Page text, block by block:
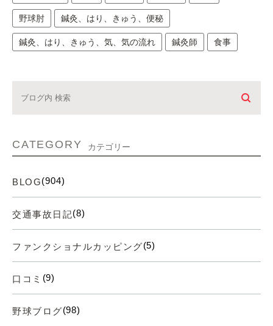
野球肘 鍼灸、はり、きゅう、便秘
鍼灸、はり、きゅう、気、気の流れ 鍼灸師 食事
CATEGORY カテゴリー
BLOG(904)
交通事故日記(8)
ファンクショナルカッピング(5)
口コミ (9)
野球ブログ(98)